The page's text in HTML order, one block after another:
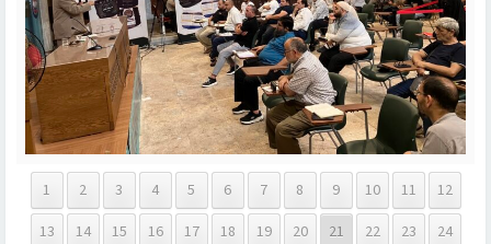
1 2 3 4 5 6 7 8 9 10 11
12
13
14 15 16 17 18 19 20 21 22 23
24